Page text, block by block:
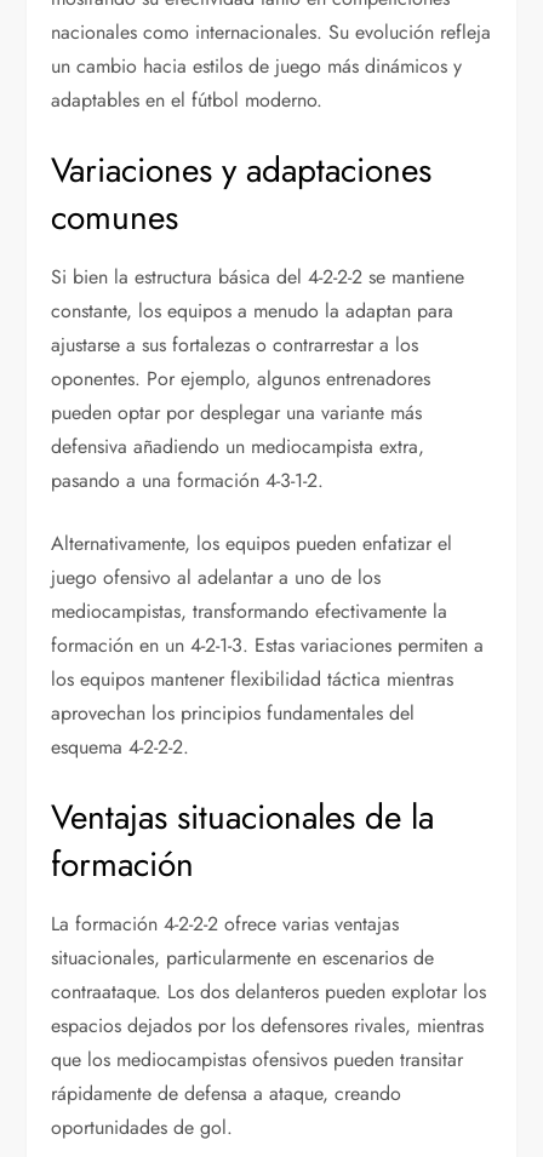
nacionales como internacionales. Su evolución refleja
un cambio hacia estilos de juego más dinámicos y
adaptables en el fútbol moderno.
Variaciones y adaptaciones
comunes
Si bien la estructura básica del 4-2-2-2 se mantiene
constante, los equipos a menudo la adaptan para
ajustarse a sus fortalezas o contrarrestar a los
oponentes. Por ejemplo, algunos entrenadores
pueden optar por desplegar una variante más
defensiva añadiendo un mediocampista extra,
pasando a una formación 4-3-1-2.
Alternativamente, los equipos pueden enfatizar el
juego ofensivo al adelantar a uno de los
mediocampistas, transformando efectivamente la
formación en un 4-2-1-3. Estas variaciones permiten a
los equipos mantener flexibilidad táctica mientras
aprovechan los principios fundamentales del
esquema 4-2-2-2.
Ventajas situacionales de la
formación
La formación 4-2-2-2 ofrece varias ventajas
situacionales, particularmente en escenarios de
contraataque. Los dos delanteros pueden explotar los
espacios dejados por los defensores rivales, mientras
que los mediocampistas ofensivos pueden transitar
rápidamente de defensa a ataque, creando
oportunidades de gol.